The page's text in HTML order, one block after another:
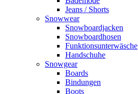
Jeans / Shorts
Snowwear
Snowboardjacken
Snowboardhosen
Funktionsunterwäsche
Handschuhe
Snowgear
Boards
Bindungen
Boots